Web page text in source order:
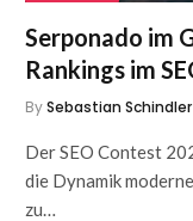
Serponado im
Rankings im
BySebastian Schindler
Der SEO Contest
die Dynamik
zu…